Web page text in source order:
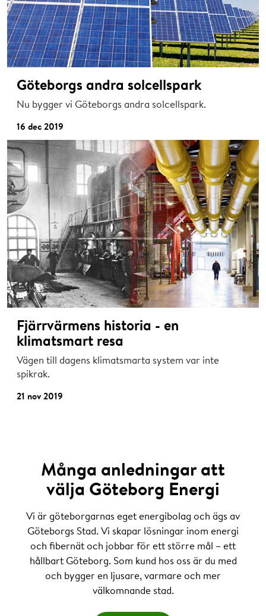
Göteborgs andra solcellspark
Nu bygger vi Göteborgs andra solcellspark.
16 dec 2019
Fjärrvärmens historia - en
klimatsmart resa
Vägen till dagens klimatsmarta system var inte
spikrak.
21 nov 2019
Många anledningar att
välja Göteborg Energi
Vi är göteborgarnas eget energibolag och ägs av
Göteborgs Stad. Vi skapar lösningar inom energi
och fibernät och jobbar för ett större mål – ett
hållbart Göteborg. Som kund hos oss är du med
och bygger en ljusare, varmare och mer
välkomnande stad.